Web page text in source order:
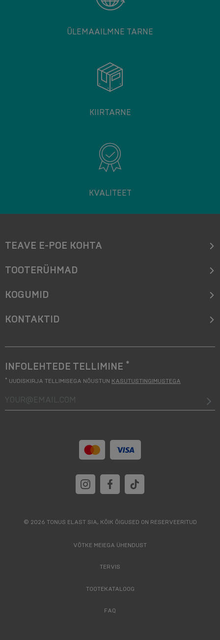
ÜLEMAAILMNE TARNE
KIIRTARNE
KVALITEET
TEAVE E-POE KOHTA
TOOTERÜHMAD
KOGUMID
KONTAKTID
INFOLEHTEDE TELLIMINE *
* UUDISKIRJA TELLIMISEGA NÕUSTUN KASUTUSTINGIMUSTEGA
your@email.com
© 2026 TONUS ELAST SIA, KÕIK ÕIGUSED ON RESERVEERITUD
VÕTKE MEIEGA ÜHENDUST
TERVIS
TOOTEKATALOOG
FAQ